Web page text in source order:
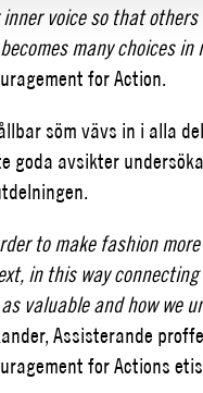
voice so that
many choices in
for Action.
söm vävs in i alla
goda avsikter
to make fashion
in this way
valuable and how we
Assisterande
for Actions